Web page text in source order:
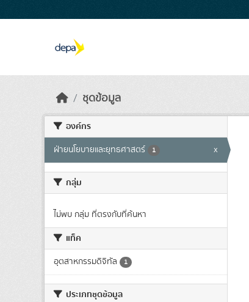
ชุดข้อมูล
องค์กร
ฝ่ายนโยบายและยุทธศาสตร์ 1 x
กลุ่ม
ไม่พบ กลุ่ม ที่ตรงกับที่ค้นหา
แท็ค
อุตสาหกรรมดิจิทัล 1
ประเภทชุดข้อมูล